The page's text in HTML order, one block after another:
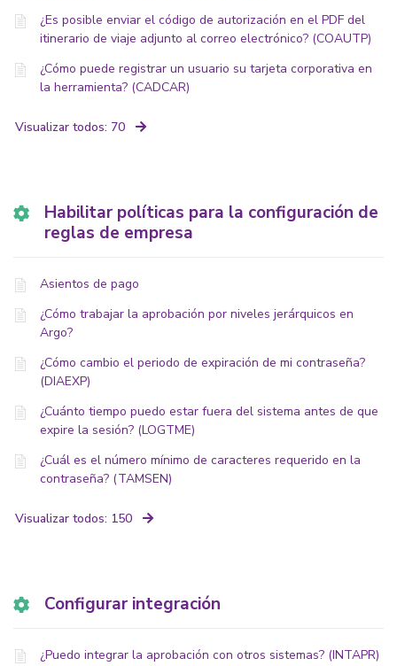
¿Es posible enviar el código de autorización en el PDF del
itinerario de viaje adjunto al correo electrónico? (COAUTP)
¿Cómo puede registrar un usuario su tarjeta corporativa en
la herramienta? (CADCAR)
Visualizar todos: 70
Habilitar políticas para la configuración de
reglas de empresa
Asientos de pago
¿Cómo trabajar la aprobación por niveles jerárquicos en
Argo?
¿Cómo cambio el periodo de expiración de mi contraseña?
(DIAEXP)
¿Cuánto tiempo puedo estar fuera del sistema antes de que
expire la sesión? (LOGTME)
¿Cuál es el número mínimo de caracteres requerido en la
contraseña? (TAMSEN)
Visualizar todos: 150
Configurar integración
¿Puedo integrar la aprobación con otros sistemas? (INTAPR)